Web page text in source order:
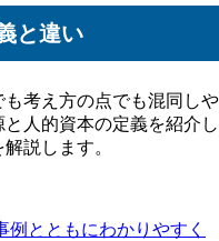
と違い
考え方の点でも混同しや
人的資本の定義を紹介し
説します。
例とともにわかりやすく